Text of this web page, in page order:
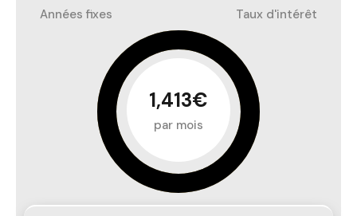
Années fixes Taux d'intérêt
1,413€
par mois